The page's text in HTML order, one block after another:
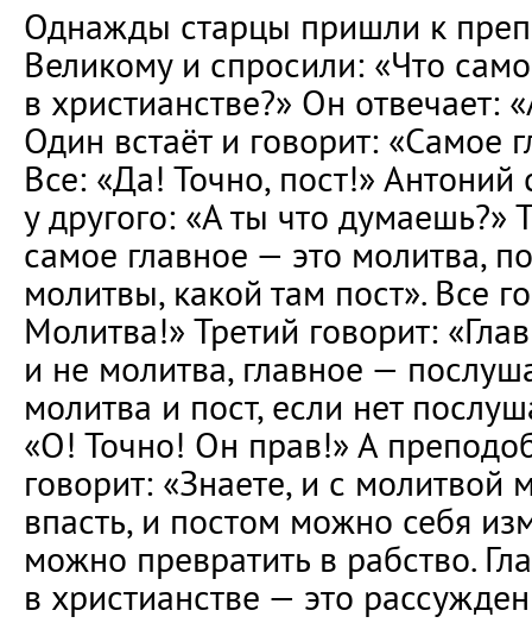
Однажды старцы пришли к
Великому и спросили: «Что
в христианстве?» Он отвечает:
Один встаёт и говорит: «Самое
Все: «Да! Точно, пост!» Антоний
у другого: «А ты что думаешь?»
самое главное — это молитва,
молитвы, какой там пост». Все
Молитва!» Третий говорит:
и не молитва, главное —
молитва и пост, если нет
«О! Точно! Он прав!» А
говорит: «Знаете, и с молитвой
впасть, и постом можно себя
можно превратить в рабство.
в христианстве — это